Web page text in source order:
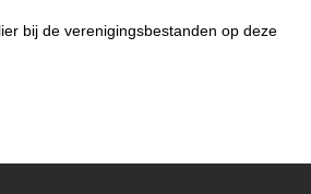
bij de verenigingsbestanden op deze